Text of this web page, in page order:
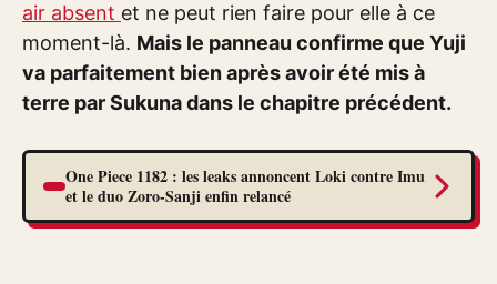
air absent et ne peut rien faire pour elle à ce
moment-là. Mais le panneau confirme que Yuji
va parfaitement bien après avoir été mis à
terre par Sukuna dans le chapitre précédent.
One Piece 1182 : les leaks annoncent Loki contre Imu
et le duo Zoro-Sanji enfin relancé